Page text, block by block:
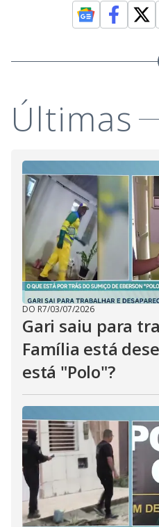
Últimas
DO R7/03/07/2026
Gari saiu para
Família está
está "Polo"?